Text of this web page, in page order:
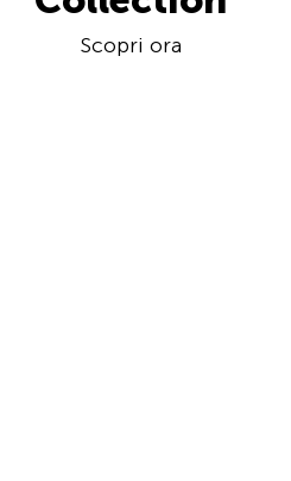
Scopri ora